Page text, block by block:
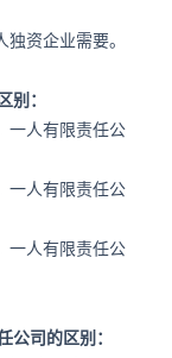
资企业需要。
别：
一人有限责任公
一人有限责任公
一人有限责任公
公司的区别：